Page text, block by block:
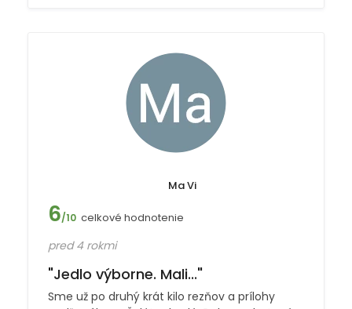
Ma Vi
6/10 celkové hodnotenie
pred 4 rokmi
"Jedlo výborne. Mali..."
Sme už po druhý krát kilo rezňov a prílohy